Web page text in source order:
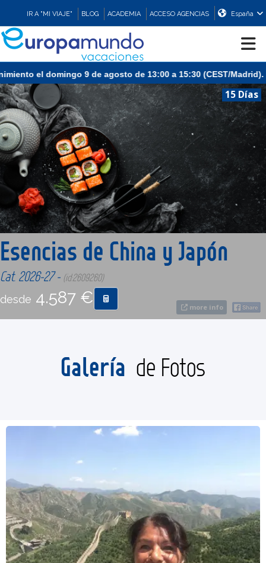
IR A "MI VIAJE" BLOG ACADEMIA ACCESO AGENCIAS España
CRUCEROS
EUROPA
ASIA
ORIENTE
PROMOCIONES
COMPRAR
15 Días
more info
Esencias de China y Japón
Cat. 2026-27 - (id:2609260)
desde 4.587 €
Galería de Fotos